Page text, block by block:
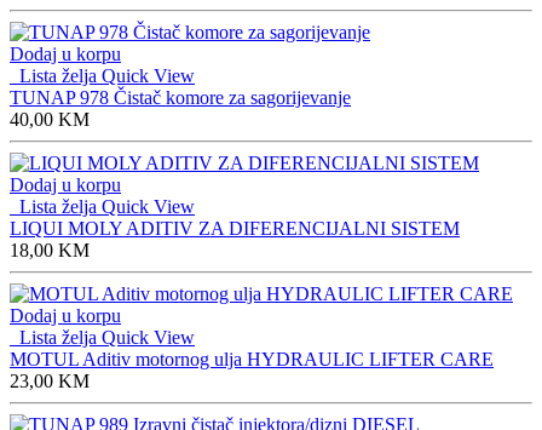
Dodaj u korpu
Lista želja Quick View
TUNAP 978 Čistač komore za sagorijevanje
40,00 KM
Dodaj u korpu
Lista želja Quick View
LIQUI MOLY ADITIV ZA DIFERENCIJALNI SISTEM
18,00 KM
Dodaj u korpu
Lista želja Quick View
MOTUL Aditiv motornog ulja HYDRAULIC LIFTER CARE
23,00 KM